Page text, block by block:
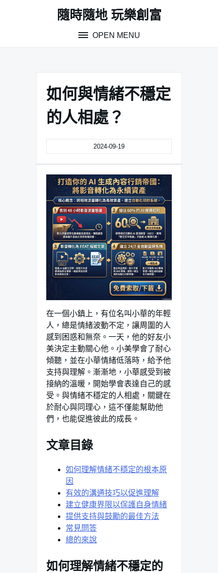
隨時隨地 玩樂創富
OPEN MENU
如何與情緒不穩定
的人相處？
2024-09-19
在一個小鎮上，有位名叫小華的年輕
人，總是情緒波動不定，讓周圍的人
感到困惑和無奈。一天，他的好友小
美決定主動關心他。小美學會了耐心
傾聽，並在小華情緒低落時，給予他
支持與理解。漸漸地，小華感受到被
接納的溫暖，開始學會表達自己的感
受。與情緒不穩定的人相處，關鍵在
於耐心與同理心，這不僅能幫助他
們，也能促進彼此的成長。
文章目錄
如何理解情緒不穩定的根本原
因
有效的溝通技巧以促進理解
建立健康界限以保護自身情緒
提供支持與鼓勵的最佳方法
常見問答
總的來說
如何理解情緒不穩定的